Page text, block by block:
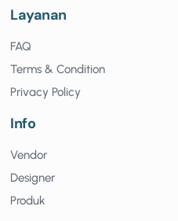
Layanan
FAQ
Terms & Condition
Privacy Policy
Info
Vendor
Designer
Produk